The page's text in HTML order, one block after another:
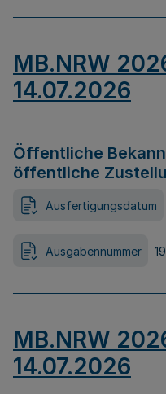
MB.NRW
14.07.2026
Öffentliche
öffentliche
Ausfertigungsdatum
Ausgabennummer
MB.NRW
14.07.2026